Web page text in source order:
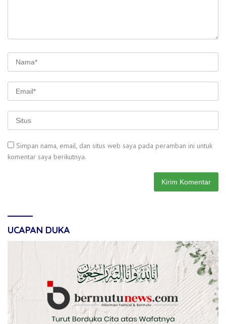
Simpan nama, email, dan situs web saya pada peramban ini untuk
komentar saya berikutnya.
UCAPAN DUKA